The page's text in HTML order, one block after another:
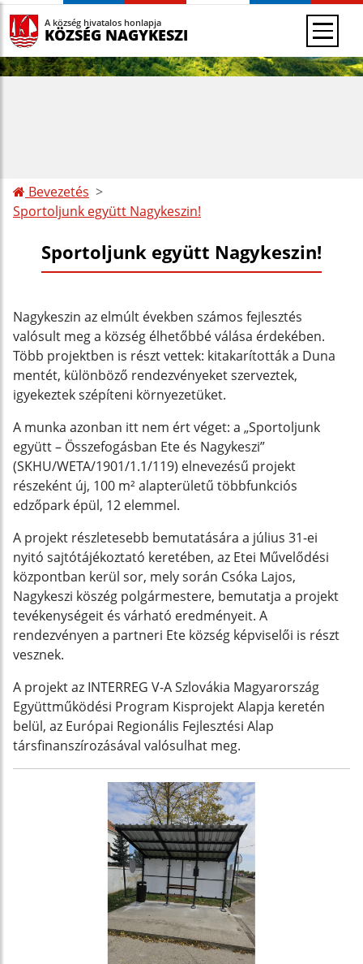
A község hivatalos honlapja
KÖZSÉG NAGYKESZI
Bevezetés
Sportoljunk együtt Nagykeszin!
Sportoljunk együtt Nagykeszin!
Nagykeszin az elmúlt években számos fejlesztés
valósult meg a község élhetőbbé válása érdekében.
Több projektben is részt vettek: kitakarították a Duna
mentét, különböző rendezvényeket szerveztek,
igyekeztek szépíteni környezetüket.
A munka azonban itt nem ért véget: a „Sportoljunk
együtt – Összefogásban Ete és Nagykeszi”
(SKHU/WETA/1901/1.1/119) elnevezésű projekt
részeként új, 100 m² alapterületű többfunkciós
edzőpark épül, 12 elemmel.
A projekt részletesebb bemutatására a július 31-ei
nyitó sajtótájékoztató keretében, az Etei Művelődési
központban kerül sor, mely során Csóka Lajos,
Nagykeszi köszég polgármestere, bemutatja a projekt
tevékenységeit és várható eredményeit. A
rendezvényen a partneri Ete község képviselői is részt
vesznek.
A projekt az INTERREG V-A Szlovákia Magyarország
Együttműködési Program Kisprojekt Alapja keretén
belül, az Európai Regionális Fejlesztési Alap
társfinanszírozásával valósulhat meg.